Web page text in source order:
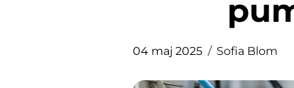
04 maj 2025 Sofia Blom